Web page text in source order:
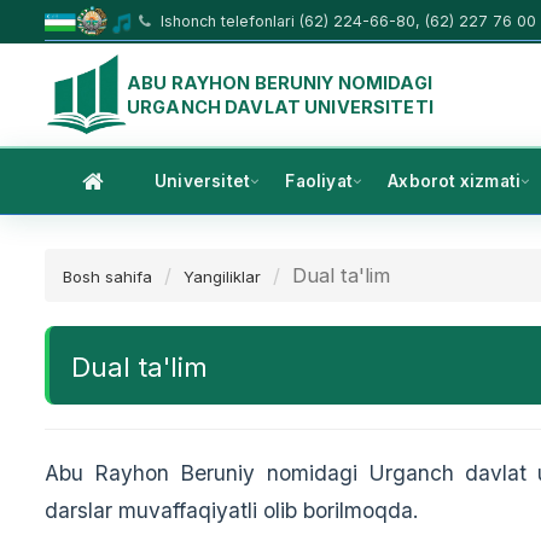
Ishonch telefonlari (62) 224-66-80, (62) 227 76 00
ABU RAYHON BERUNIY NOMIDAGI
URGANCH DAVLAT UNIVERSITETI
Universitet Faoliyat Axborot xizmati
Bosh sahifa Yangiliklar Dual ta'lim
Dual ta'lim
Abu Rayhon Beruniy nomidagi Urganch davlat
darslar muvaffaqiyatli olib borilmoqda.